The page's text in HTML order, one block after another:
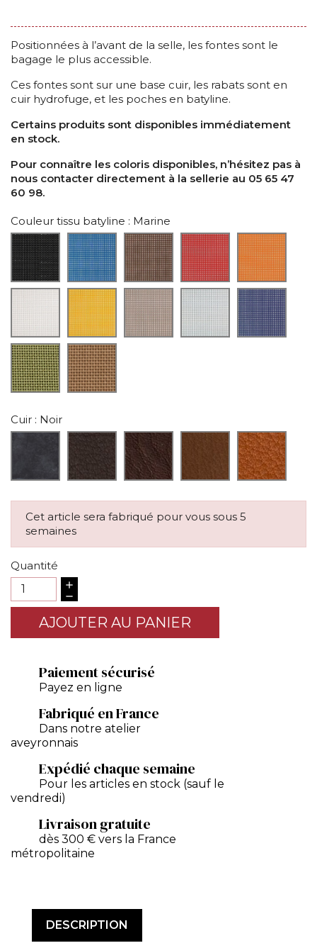
Positionnées à l’avant de la selle, les fontes sont le
bagage le plus accessible.
Ces fontes sont sur une base cuir, les rabats sont en
cuir hydrofuge, et les poches en batyline.
Certains produits sont disponibles immédiatement
en stock.
Pour connaître les coloris disponibles, n’hésitez pas à
nous contacter directement à la sellerie au 05 65 47
60 98.
Couleur tissu batyline : Marine
Cuir : Noir
Cet article sera fabriqué pour vous sous 5
semaines
Quantité
AJOUTER AU PANIER
Paiement sécurisé
Payez en ligne
Fabriqué en France
Dans notre atelier
aveyronnais
Expédié chaque semaine
Pour les articles en stock (sauf le
vendredi)
Livraison gratuite
dès 300 € vers la France
métropolitaine
DESCRIPTION